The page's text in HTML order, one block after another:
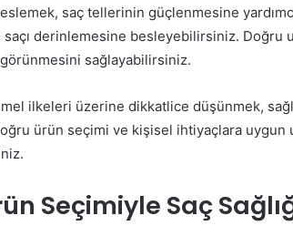
saç tellerinin güçlenmesine
derinlemesine besleyebilirsiniz. Doğru
görünmesini sağlayabilirsiniz.
ilkeleri üzerine dikkatlice düşünmek,
ürün seçimi ve kişisel ihtiyaçlara uygun
Seçimiyle Saç